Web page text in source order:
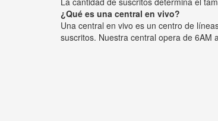
¿Qué es una central en vivo?
Una central en vivo es un centro de
suscritos. Nuestra central opera de 6AM